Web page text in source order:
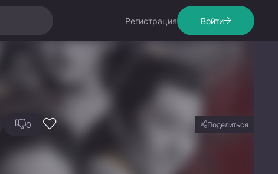
Регистрация Войти
0 Поделиться